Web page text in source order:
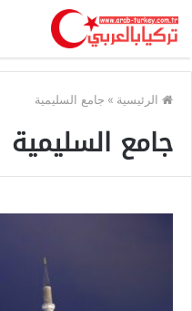
الرئيسية » جامع السليمية
جامع السليمية